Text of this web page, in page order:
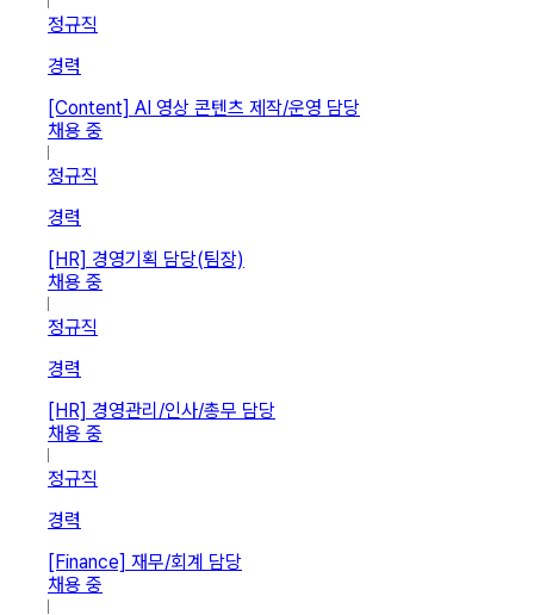
정규직
경력
[Content] AI 영상 콘텐츠 제작/운영 담당
채용 중
정규직
경력
[HR] 경영기획 담당(팀장)
채용 중
정규직
경력
[HR] 경영관리/인사/총무 담당
채용 중
정규직
경력
[Finance] 재무/회계 담당
채용 중